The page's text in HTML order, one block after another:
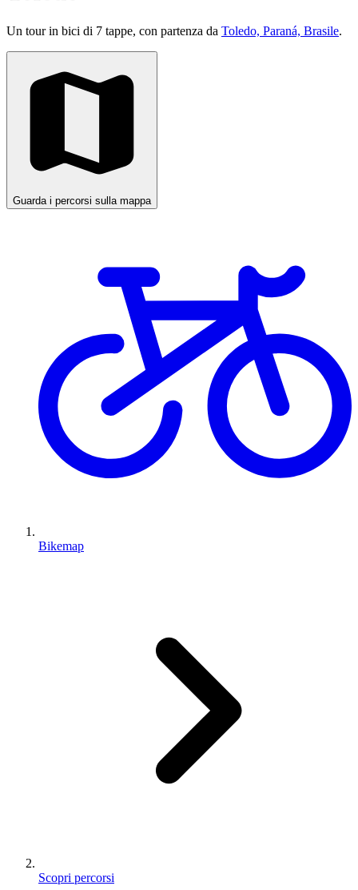
Un tour in bici di 7 tappe, con partenza da Toledo, Paraná, Brasile.
Guarda i percorsi sulla mappa
Bikemap
Scopri percorsi